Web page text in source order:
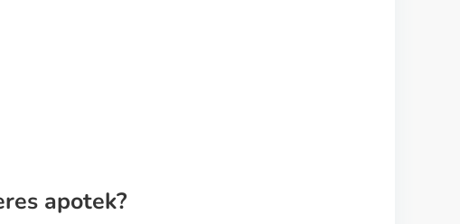
apotek?